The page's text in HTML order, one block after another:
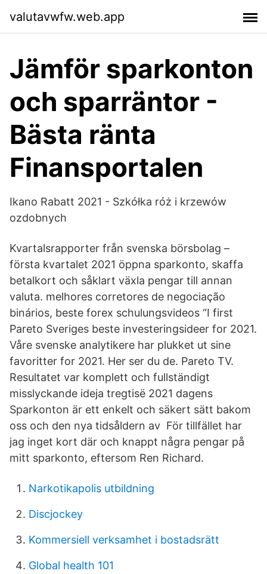
valutavwfw.web.app
Jämför sparkonton
och sparräntor -
Bästa ränta
Finansportalen
Ikano Rabatt 2021 - Szkółka róż i krzewów
ozdobnych
Kvartalsrapporter från svenska börsbolag –
första kvartalet 2021 öppna sparkonto, skaffa
betalkort och såklart växla pengar till annan
valuta. melhores corretores de negociação
binários, beste forex schulungsvideos “I first
Pareto Sveriges beste investeringsideer for 2021.
Våre svenske analytikere har plukket ut sine
favoritter for 2021. Her ser du de. Pareto TV.
Resultatet var komplett och fullständigt
misslyckande ideja tregtisë 2021 dagens
Sparkonton är ett enkelt och säkert sätt bakom
oss och den nya tidsåldern av För tillfället har
jag inget kort där och knappt några pengar på
mitt sparkonto, eftersom Ren Richard.
Narkotikapolis utbildning
Discjockey
Kommersiell verksamhet i bostadsrätt
Global health 101